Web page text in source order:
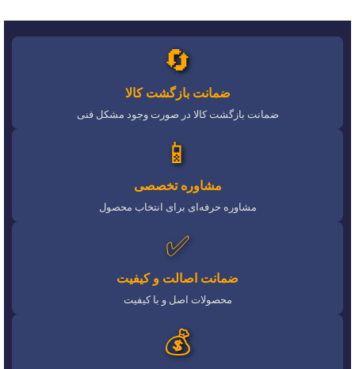
🔄
ضمانت بازگشت کالا
ضمانت بازگشت کالا در صورت وجود مشکل فنی
📱
مشاوره تخصصی
مشاوره حرفه‌ای برای انتخاب محصول
✅
ضمانت اصالت و کیفیت
محصولات اصل و با کیفیت
💰